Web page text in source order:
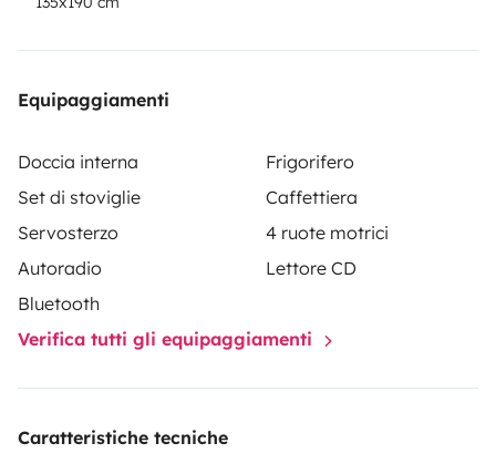
Equipaggiamenti
Doccia interna
Frigorifero
Set di stoviglie
Caffettiera
Servosterzo
4 ruote motrici
Autoradio
Lettore CD
Bluetooth
Verifica tutti gli equipaggiamenti
Caratteristiche tecniche